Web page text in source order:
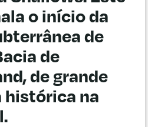
o início da
de
de
de grande
na